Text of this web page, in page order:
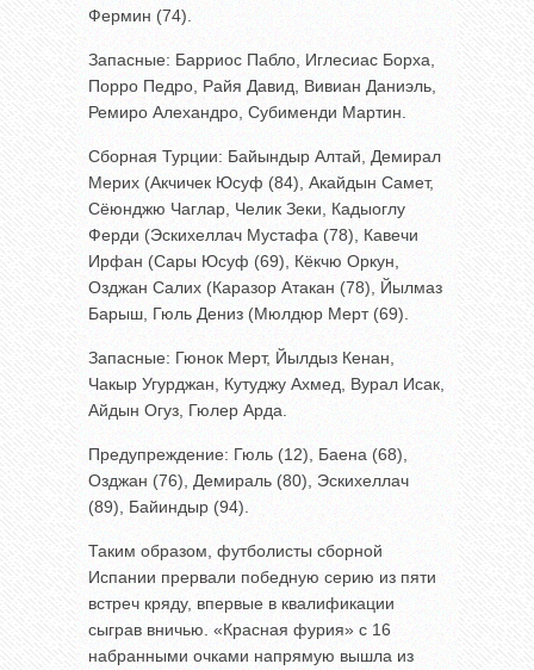
Фермин (74).
Запасные: Барриос Пабло, Иглесиас Борха,
Порро Педро, Райя Давид, Вивиан Даниэль,
Ремиро Алехандро, Субименди Мартин.
Сборная Турции: Байындыр Алтай, Демирал
Мерих (Акчичек Юсуф (84), Акайдын Самет,
Сёюнджю Чаглар, Челик Зеки, Кадыоглу
Ферди (Эскихеллач Мустафа (78), Кавечи
Ирфан (Сары Юсуф (69), Кёкчю Оркун,
Озджан Салих (Каразор Атакан (78), Йылмаз
Барыш, Гюль Дениз (Мюлдюр Мерт (69).
Запасные: Гюнок Мерт, Йылдыз Кенан,
Чакыр Угурджан, Кутуджу Ахмед, Вурал Исак,
Айдын Огуз, Гюлер Арда.
Предупреждение: Гюль (12), Баена (68),
Озджан (76), Демираль (80), Эскихеллач
(89), Байиндыр (94).
Таким образом, футболисты сборной
Испании прервали победную серию из пяти
встреч кряду, впервые в квалификации
сыграв вничью. «Красная фурия» с 16
набранными очками напрямую вышла из